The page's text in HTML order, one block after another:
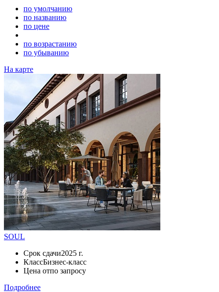
по умолчанию
по названию
по цене
по возрастанию
по убыванию
На карте
SOUL
Срок сдачи2025 г.
КлассБизнес-класс
Цена отпо запросу
Подробнее